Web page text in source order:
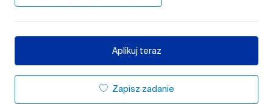
Aplikuj teraz
Zapisz zadanie